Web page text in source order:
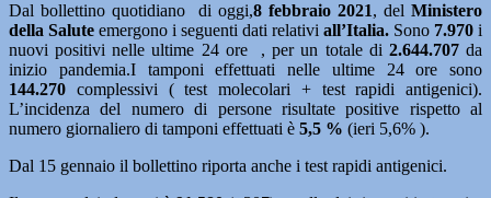
Dal bollettino quotidiano di oggi,8 febbraio 2021, del Ministero
della Salute emergono i seguenti dati relativi all’Italia. Sono 7.970 i
nuovi positivi nelle ultime 24 ore , per un totale di 2.644.707da
inizio pandemia.I tamponi effettuati nelle ultime 24 ore sono
144.270 complessivi ( test molecolari + test rapidi antigenici).
L’incidenza del numero di persone risultate positive rispetto al
numero giornaliero di tamponi effettuati è 5,5 % (ieri 5,6% ).
Dal 15 gennaio il bollettino riporta anche i test rapidi antigenici.